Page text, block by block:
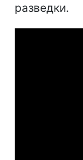
разведки.